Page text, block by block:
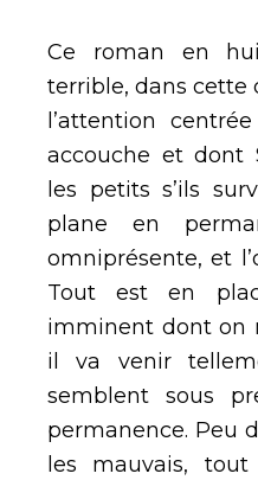
Ce roman en
terrible, dans cette
l’attention
accouche et dont
les petits s’ils
plane en
omniprésente, et
Tout est en
imminent dont on
il va venir
semblent sous
permanence. Peu
les mauvais,